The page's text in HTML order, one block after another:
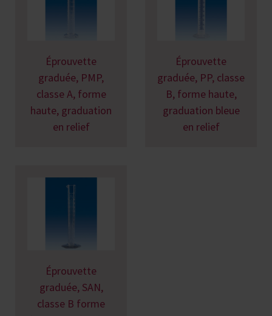
Éprouvette
graduée, PMP,
classe A, forme
haute, graduation
en relief
Éprouvette
graduée, PP, classe
B, forme haute,
graduation bleue
en relief
Éprouvette
graduée, SAN,
classe B forme